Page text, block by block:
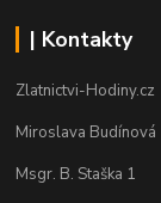
| Kontakty
Zlatnictvi-Hodiny.cz
Miroslava Budínová
Msgr. B. Staška 1